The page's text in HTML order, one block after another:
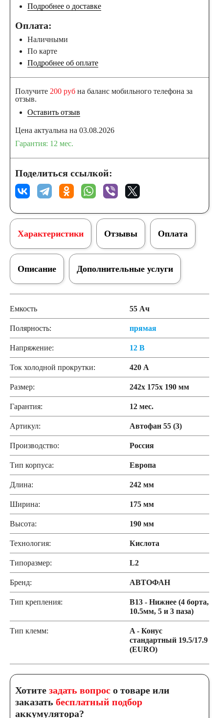
Подробнее о доставке
Оплата:
Наличными
По карте
Подробнее об оплате
Получите 200 руб на баланс мобильного телефона за
отзыв.
Оставить отзыв
Цена актуальна на 03.08.2026
Гарантия: 12 мес.
Поделиться ссылкой:
Характеристики
Дополнительные услуги
Отзывы Оплата
Описание
Емкость 55 Ач
Полярность: прямая
Напряжение: 12 В
Ток холодной прокрутки: 420 А
Размер: 242x 175x 190 мм
Гарантия: 12 мес.
Артикул: Автофан 55 (3)
Производство: Россия
Тип корпуса: Европа
Длина: 242 мм
Ширина: 175 мм
Высота: 190 мм
Технология: Кислота
Типоразмер: L2
Бренд: АВТОФАН
Тип крепления:
B13 - Нижнее (4 борта,
10.5мм, 5 и 3 паза)
Тип клемм:
A - Конус
стандартный 19.5/17.9
(EURO)
Хотите задать вопрос о товаре или
заказать бесплатный подбор
аккумулятора?